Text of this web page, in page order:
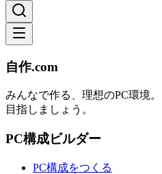
自作.com
みんなで作る、理想のPC環境。
目指しましょう。
PC構成ビルダー
PC構成をつくる